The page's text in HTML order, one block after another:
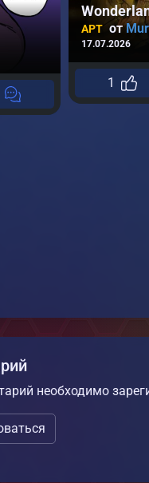
АРТ от
17.07.2026
1
необходимо